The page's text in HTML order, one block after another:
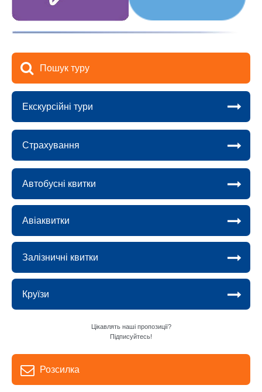
Пошук туру
Екскурсійні тури
Страхування
Автобусні квитки
Авіаквитки
Залізничні квитки
Круїзи
Цікавлять наші пропозиції?
Підписуйтесь!
Розсилка